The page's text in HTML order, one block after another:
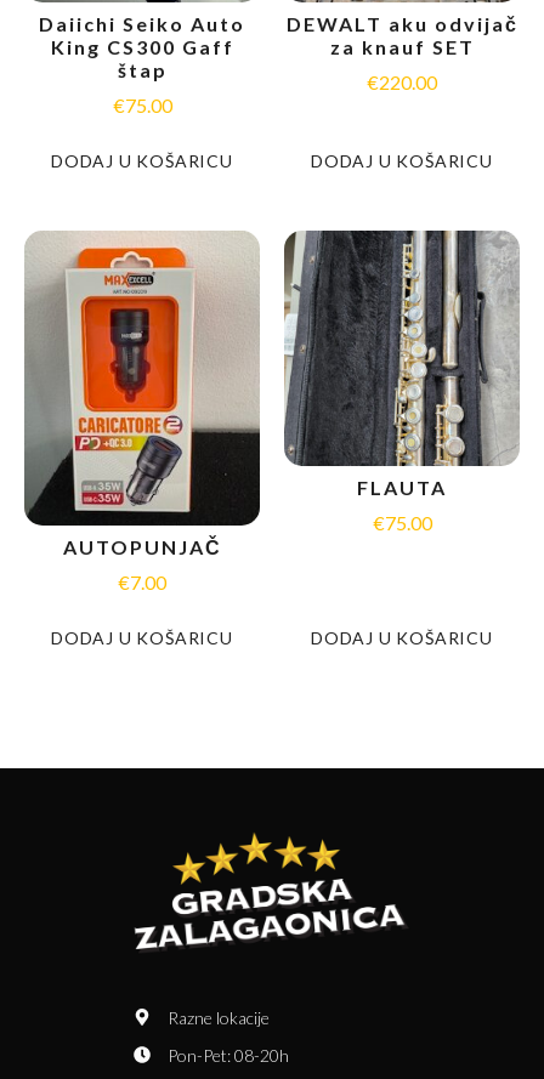
Daiichi Seiko Auto
King CS300 Gaff
štap
€75.00
DODAJ U KOŠARICU
DEWALT aku odvijač
za knauf SET
€220.00
DODAJ U KOŠARICU
AUTOPUNJAČ
€7.00
DODAJ U KOŠARICU
FLAUTA
€75.00
DODAJ U KOŠARICU
Razne lokacije
Pon-Pet: 08-20h